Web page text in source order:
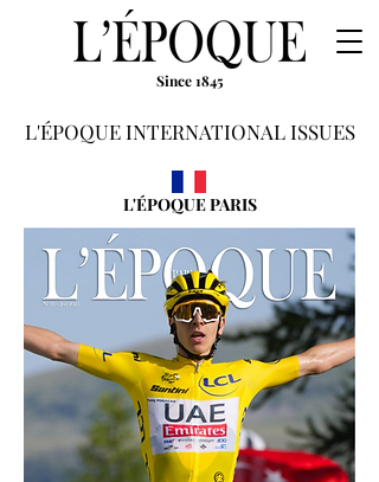
Since 1845
L'ÉPOQUE INTERNATIONAL ISSUES
L'ÉPOQUE PARIS